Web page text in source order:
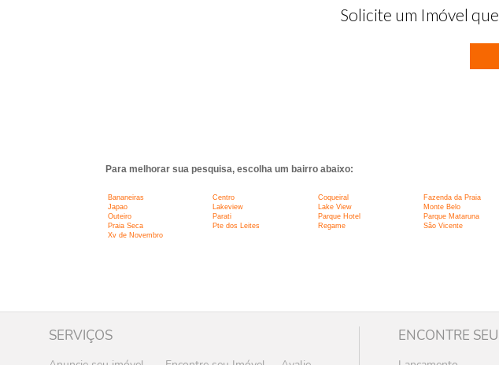
Solicite um Imóvel
Para melhorar sua pesquisa, escolha um bairro abaixo:
Bananeiras Centro Coqueiral Fazenda da Praia
Japao
Lakeview Lake View Monte Belo
Outeiro
Parati Parque Hotel Parque Mataruna
Praia Seca
Pte dos Leites Regame São Vicente
Xv de Novembro
SERVIÇOS ENCONTRE